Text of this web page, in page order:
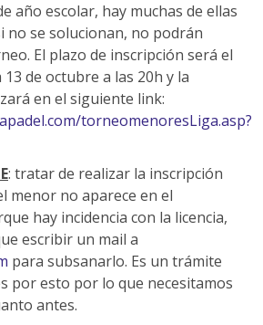
año escolar, hay muchas de ellas
no se solucionan, no podrán
El plazo de inscripción será el
de octubre a las 20h y la
en el siguiente link:
torneomenoresLiga.asp?
: tratar de realizar la inscripción
menor no aparece en el
hay incidencia con la licencia,
escribir un mail a
para subsanarlo. Es un trámite
por esto por lo que necesitamos
antes.